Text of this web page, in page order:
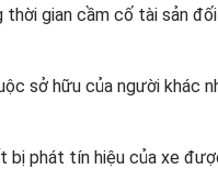
gian cầm cố tài sản
sở hữu của người khác
bị phát tín hiệu của xe